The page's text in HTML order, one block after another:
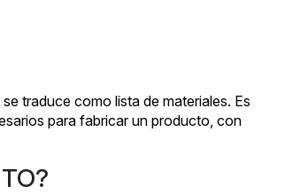
traduce como lista de materiales. Es
para fabricar un producto, con